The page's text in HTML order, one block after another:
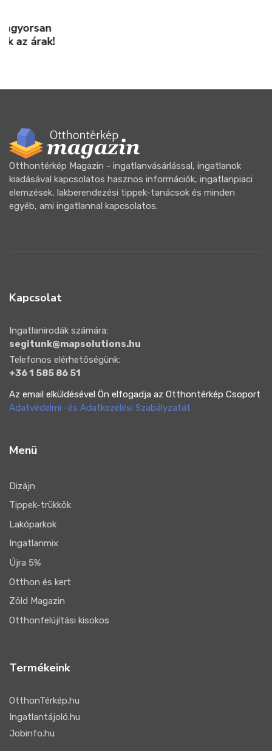
Otthontérkép Magazin - ingatlanvásárlással, ingatlanok
kiadásával kapcsolatos hasznos információk, ingatlanpiaci
elemzések, lakberendezési tippek-tanácsok és minden
egyéb, ami ingatlannal kapcsolatos.
Kapcsolat
Ingatlanirodák számára:
segitunk@mapsolutions.hu
Telefonos elérhetőségünk:
+36 1 585 86 51
Az email elküldésével Ön elfogadja az Otthontérkép Csoport
Adatvédelmi -és Adatkezelési Szabályzatát
Menü
Dizájn
Tippek-trükkök
Lakóparkok
Ingatlanmix
Újra 5%
Otthon és kert
Zöld Magazin
Otthonfelújítási kisokos
Termékeink
OtthonTérkép.hu
Ingatlantájoló.hu
Jobinfo.hu